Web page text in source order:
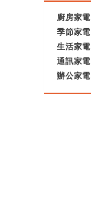
廚房家電
季節家電
生活家電
通訊家電
辦公家電